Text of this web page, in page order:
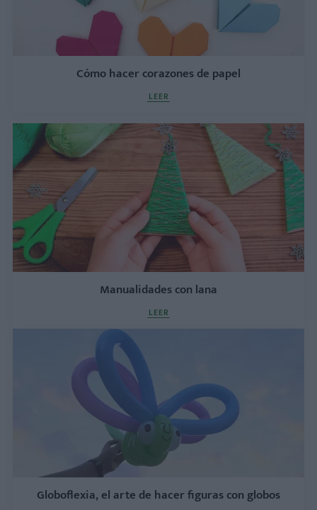
Cómo hacer corazones de papel
LEER
Manualidades con lana
LEER
Globoflexia, el arte de hacer figuras con globos